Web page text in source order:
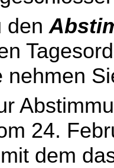
den
nehmen
24.
dem